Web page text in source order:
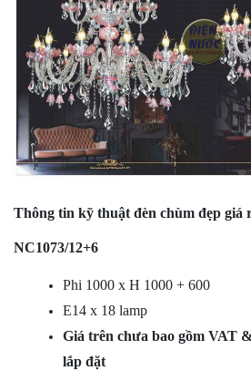
Thông tin kỹ thuật đèn chùm đẹp giá
NC1073/12+6
Phi 1000 x H 1000 + 600
E14 x 18 lamp
Giá trên chưa bao gồm VAT
lắp đặt